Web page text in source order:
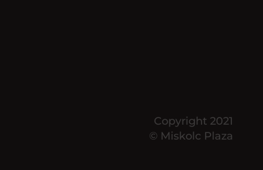
Copyright 2021
© Miskolc Plaza